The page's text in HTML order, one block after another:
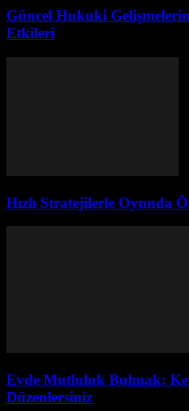
Güncel Hukuki
Etkileri
Hızlı Stratejilerle Oyunda
Evde Mutluluk Bulmak:
Düzenlersiniz